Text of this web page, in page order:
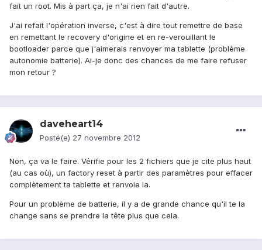
fait un root. Mis à part ça, je n'ai rien fait d'autre.
J'ai refait l'opération inverse, c'est à dire tout remettre de base
en remettant le recovery d'origine et en re-verouillant le
bootloader parce que j'aimerais renvoyer ma tablette (problème
autonomie batterie). Ai-je donc des chances de me faire refuser
mon retour ?
daveheart14
Posté(e) 27 novembre 2012
Non, ça va le faire. Vérifie pour les 2 fichiers que je cite plus haut
(au cas où), un factory reset à partir des paramètres pour effacer
complètement ta tablette et renvoie la.
Pour un problème de batterie, il y a de grande chance qu'il te la
change sans se prendre la tête plus que cela.